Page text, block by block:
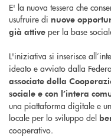
E' la nuova tessera che
usufruire di nuove
già attive per la base
L'iniziativa si inserisce
ideato e avviato dalla
associate della
sociale e con l’intera
una piattaforma digitale e
locale per lo sviluppo del
cooperativo.